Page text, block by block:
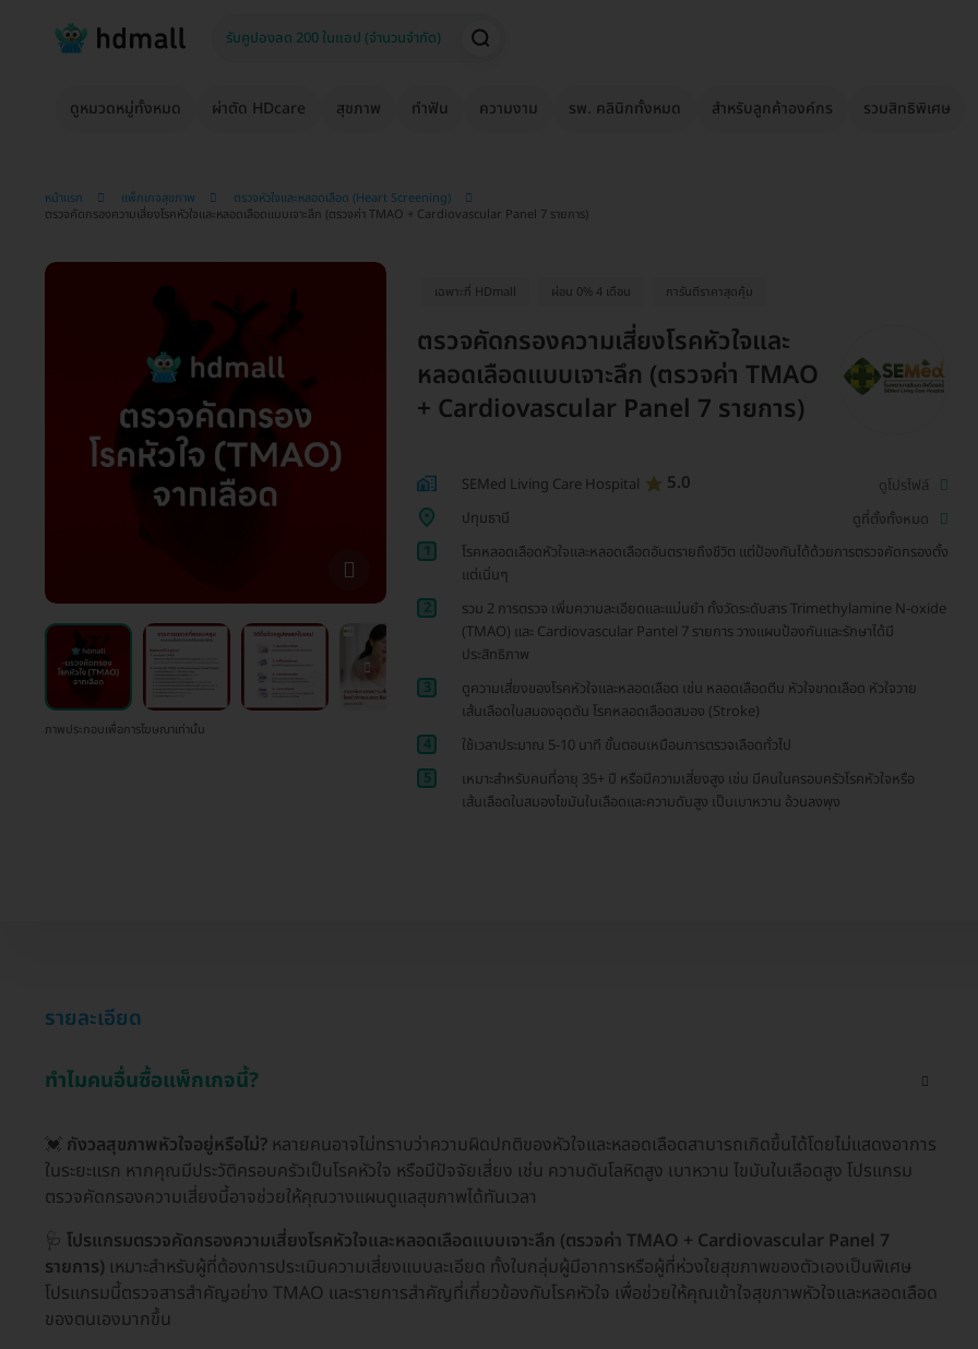
ดูหมวดหมู่ทั้งหมด ผ่าตัด HDcare สุขภาพ ทำฟัน ความงาม รพ. คลินิกทั้งหมด สำหรับลูกค้าองค์กร รวมสิทธิพิเศษ
หน้าแรก แพ็กเกจสุขภาพ
ตรวจหัวใจและหลอดเลือด (Heart Screening)
ตรวจคัดกรองความเสี่ยงโรคหัวใจและหลอดเลือดแบบเจาะลึก (ตรวจค่า TMAO + Cardiovascular Panel 7 รายการ)
ภาพประกอบเพื่อการโฆษณาเท่านั้น
เฉพาะที่ HDmall ผ่อน 0% 4 เดือน การันตีราคาสุดคุ้ม
ตรวจคัดกรองความเสี่ยงโรคหัวใจและ
หลอดเลือดแบบเจาะลึก (ตรวจค่า TMAO
+ Cardiovascular Panel 7 รายการ)
SEMed Living Care Hospital 5.0
ดูโปรไฟล์
ปทุมธานี
ดูที่ตั้งทั้งหมด
1
โรคหลอดเลือดหัวใจและหลอดเลือดอันตรายถึงชีวิต แต่ป้องกันได้ด้วยการตรวจคัดกรองตั้ง
แต่เนิ่นๆ
2
รวม 2 การตรวจ เพิ่มความละเอียดและแม่นยำ ทั้งวัดระดับสาร Trimethylamine N-oxide
(TMAO) และ Cardiovascular Pantel 7 รายการ วางแผนป้องกันและรักษาได้มี
ประสิทธิภาพ
3
ดูความเสี่ยงของโรคหัวใจและหลอดเลือด เช่น หลอดเลือดตีบ หัวใจขาดเลือด หัวใจวาย
เส้นเลือดในสมองอุดตัน โรคหลอดเลือดสมอง (Stroke)
4
ใช้เวลาประมาณ 5-10 นาที ขั้นตอนเหมือนการตรวจเลือดทั่วไป
5
เหมาะสำหรับคนที่อายุ 35+ ปี หรือมีความเสี่ยงสูง เช่น มีคนในครอบครัวโรคหัวใจหรือ
เส้นเลือดในสมองไขมันในเลือดและความดันสูง เป็นเบาหวาน อ้วนลงพุง
รายละเอียด
ทำไมคนอื่นซื้อแพ็กเกจนี้?
💓 กังวลสุขภาพหัวใจอยู่หรือไม่? หลายคนอาจไม่ทราบว่าความผิดปกติของหัวใจและหลอดเลือดสามารถเกิดขึ้นได้โดยไม่แสดงอาการ
ในระยะแรก หากคุณมีประวัติครอบครัวเป็นโรคหัวใจ หรือมีปัจจัยเสี่ยง เช่น ความดันโลหิตสูง เบาหวาน ไขมันในเลือดสูง โปรแกรม
ตรวจคัดกรองความเสี่ยงนี้อาจช่วยให้คุณวางแผนดูแลสุขภาพได้ทันเวลา
🩺 โปรแกรมตรวจคัดกรองความเสี่ยงโรคหัวใจและหลอดเลือดแบบเจาะลึก (ตรวจค่า TMAO + Cardiovascular Panel 7
รายการ) เหมาะสำหรับผู้ที่ต้องการประเมินความเสี่ยงแบบละเอียด ทั้งในกลุ่มผู้มีอาการหรือผู้ที่ห่วงใยสุขภาพของตัวเองเป็นพิเศษ
โปรแกรมนี้ตรวจสารสำคัญอย่าง TMAO และรายการสำคัญที่เกี่ยวข้องกับโรคหัวใจ เพื่อช่วยให้คุณเข้าใจสุขภาพหัวใจและหลอดเลือด
ของตนเองมากขึ้น